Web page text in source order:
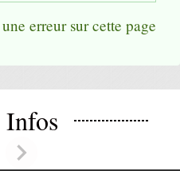
erreur sur cette page
Infos
chevron_rightNext